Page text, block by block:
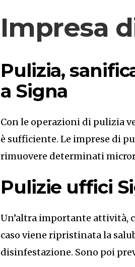
Impresa
Pulizia,
a Signa
Con le operazioni di pulizia
è sufficiente. Le imprese di
rimuovere determinati
Pulizie uffici
Un’altra importante attività,
caso viene ripristinata la
disinfestazione. Sono poi